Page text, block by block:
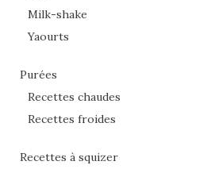
Milk-shake
Yaourts
Purées
Recettes chaudes
Recettes froides
Recettes à squizer